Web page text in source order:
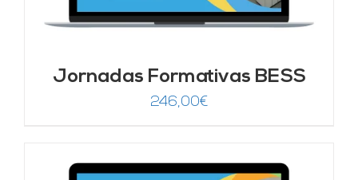
Jornadas Formativas BESS
246,00€